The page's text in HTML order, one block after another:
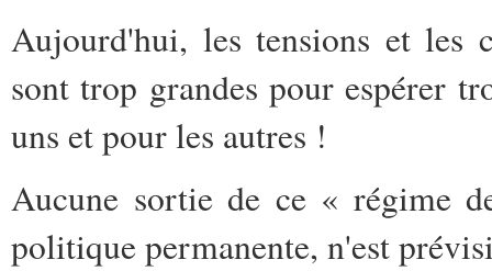
Aujourd'hui, les tensions et les
sont trop grandes pour espérer
uns et pour les autres !
Aucune sortie de ce « régime
politique permanente, n'est